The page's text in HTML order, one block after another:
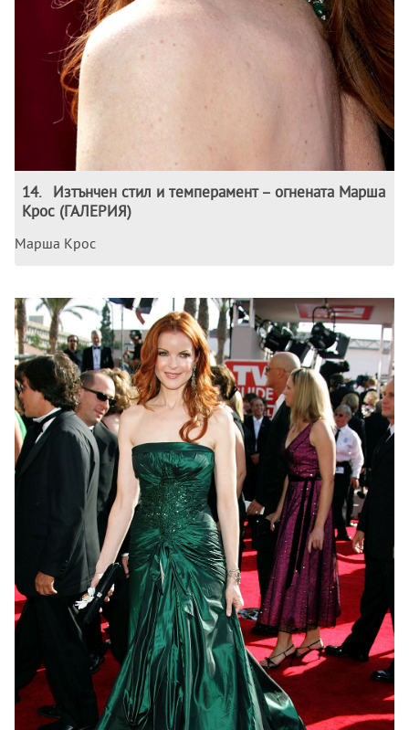
14.
Изтънчен стил и темперамент – огнената Марша
Крос (ГАЛЕРИЯ)
Марша Крос